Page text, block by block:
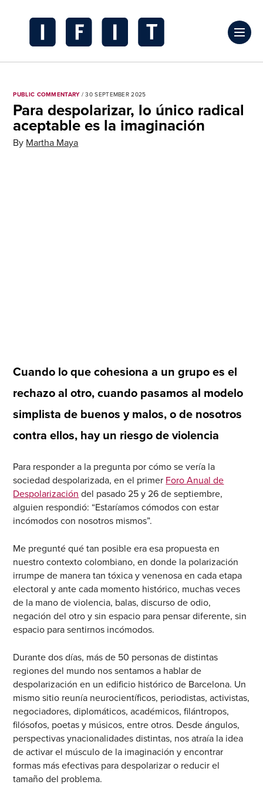
content
Logo
Click
PUBLIC COMMENTARY/ 30 SEPTEMBER 2025
Para despolarizar, lo único radical
aceptable es la imaginación
By Martha Maya
Cuando lo que cohesiona a un grupo es el
rechazo al otro, cuando pasamos al modelo
simplista de buenos y malos, o de nosotros
contra ellos, hay un riesgo de violencia
Para responder a la pregunta por cómo se vería la
sociedad despolarizada, en el primer Foro Anual de
Despolarización del pasado 25 y 26 de septiembre,
alguien respondió: “Estaríamos cómodos con estar
incómodos con nosotros mismos”.
Me pregunté qué tan posible era esa propuesta en
nuestro contexto colombiano, en donde la polarización
irrumpe de manera tan tóxica y venenosa en cada etapa
electoral y ante cada momento histórico, muchas veces
de la mano de violencia, balas, discurso de odio,
negación del otro y sin espacio para pensar diferente, sin
espacio para sentirnos incómodos.
Durante dos días, más de 50 personas de distintas
regiones del mundo nos sentamos a hablar de
despolarización en un edificio histórico de Barcelona. Un
mismo sitio reunía neurocientíficos, periodistas, activistas,
negociadores, diplomáticos, académicos, filántropos,
filósofos, poetas y músicos, entre otros. Desde ángulos,
perspectivas ynacionalidades distintas, nos atraía la idea
de activar el músculo de la imaginación y encontrar
formas más efectivas para despolarizar o reducir el
tamaño del problema.